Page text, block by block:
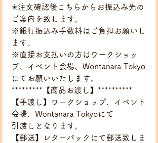
✭﻿注文確認後こちらからお振込み先の
ご案内を致します。
※銀行振込み手数料はご負担お願いし
ます。
※直接お支払いの方はワークショッ
プ、イベント会場、Wontanara Tokyo
にてお願いいたします。
*********【商品お渡し】**********
【手渡し】ワークショップ、イベント
会場、Wontanara Tokyoにて
引渡しとなります。
【郵送】レターパックにて郵送致しま